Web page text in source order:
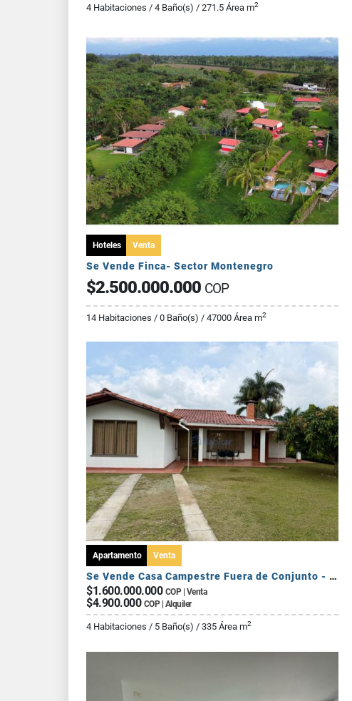
4 Habitaciones / 4 Baño(s) / 271.5 Área m2
Hoteles Venta
Se Vende Finca- Sector Montenegro
$2.500.000.000 COP
14 Habitaciones / 0 Baño(s) / 47000 Área m2
Apartamento Venta
Se Vende Casa Campestre Fuera de Conjunto - Sector Av Centenario
$1.600.000.000 COP | Venta
$4.900.000 COP | Alquiler
4 Habitaciones / 5 Baño(s) / 335 Área m2